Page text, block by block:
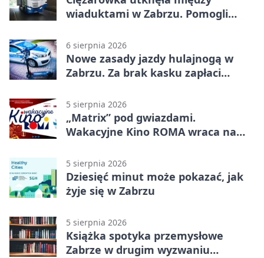
wiaduktami w Zabrzu. Pomogli
6 sierpnia 2026
Nowe zasady jazdy hulajnogą w
Zabrzu. Za brak kasku zapłaci
5 sierpnia 2026
„Matrix” pod gwiazdami.
Wakacyjne Kino ROMA wraca na
5 sierpnia 2026
Dziesięć minut może pokazać, jak
żyje się w Zabrzu
5 sierpnia 2026
Książka spotyka przemysłowe
Zabrze w drugim wyzwaniu